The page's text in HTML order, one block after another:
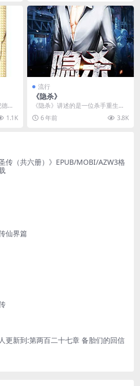
国
1.1K
流行
《隐杀》
《隐杀》讲述的是一位杀手重生后
发生的一系列故事。...
6 年前 3.8K
传（共六册）》EPUB/MOBI/AZW3格
仙界篇
更新到:第两百二十七章 备胎们的回信